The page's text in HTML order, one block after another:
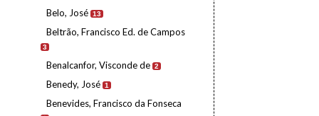
Belo, José 13
Beltrão, Francisco Ed. de Campos
3
Benalcanfor, Visconde de 2
Benedy, José 1
Benevides, Francisco da Fonseca